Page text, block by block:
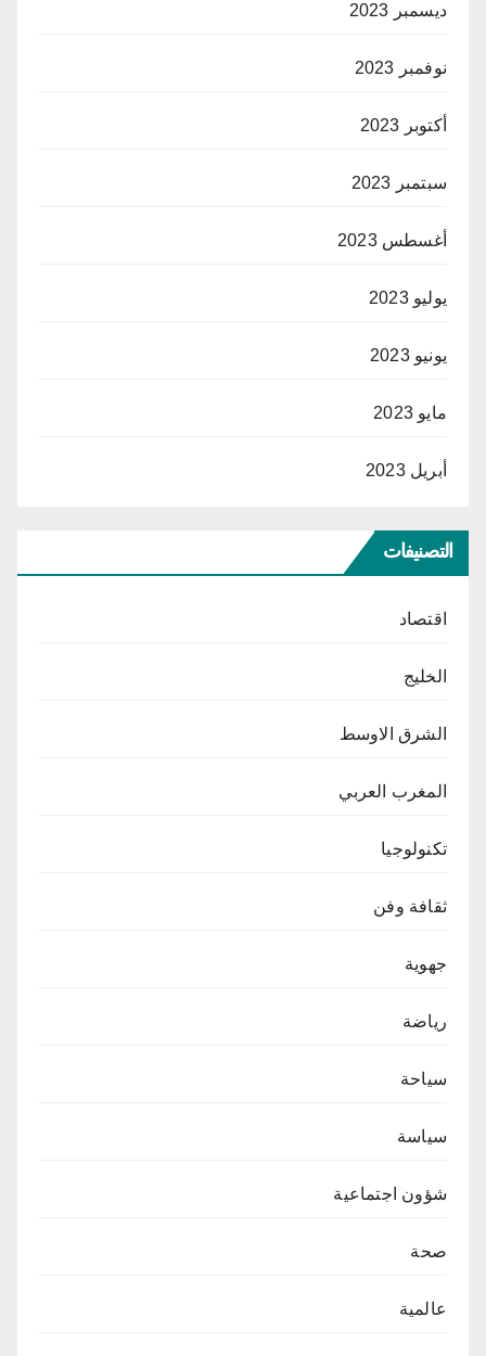
ديسمبر 2023
نوفمبر 2023
أكتوبر 2023
سبتمبر 2023
أغسطس 2023
يوليو 2023
يونيو 2023
مايو 2023
أبريل 2023
التصنيفات
اقتصاد
الخليج
الشرق الاوسط
المغرب العربي
تكنولوجيا
ثقافة وفن
جهوية
رياضة
سياحة
سياسة
شؤون اجتماعية
صحة
عالمية